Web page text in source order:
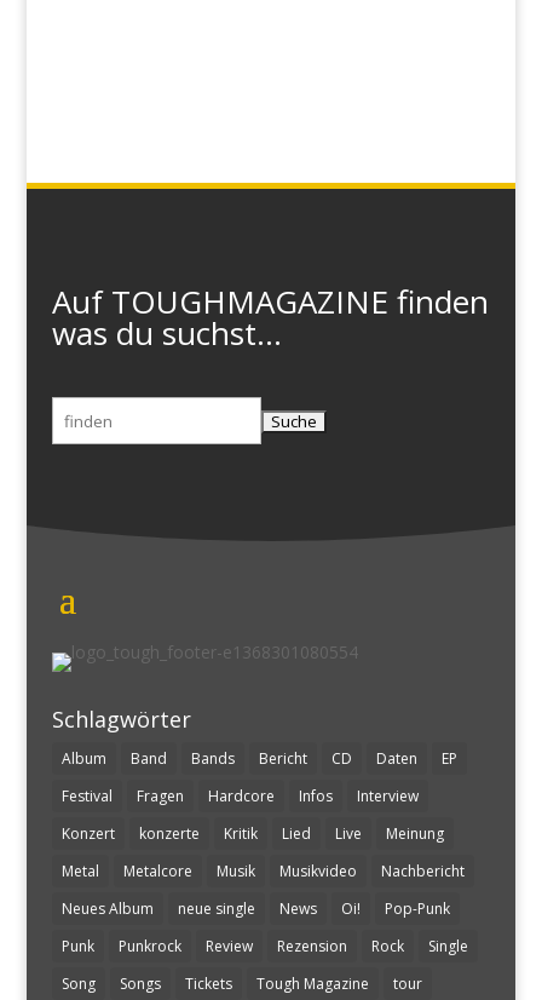
Auf TOUGHMAGAZINE finden
was du suchst...
Suchen
nach:
Schlagwörter
Album Band Bands Bericht CD Daten
EP
Festival
Fragen Hardcore Infos
Interview
Konzert
konzerte Kritik Lied Live
Meinung
Metal
Metalcore Musik Musikvideo
Nachbericht
Neues Album
neue single News Oi!
Pop-Punk
Punk
Punkrock Review Rezension Rock
Single
Song
Songs Tickets Tough Magazine tour